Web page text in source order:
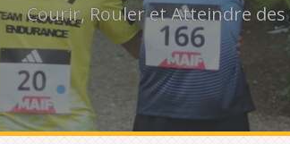
Courir, Rouler et Atteindre des